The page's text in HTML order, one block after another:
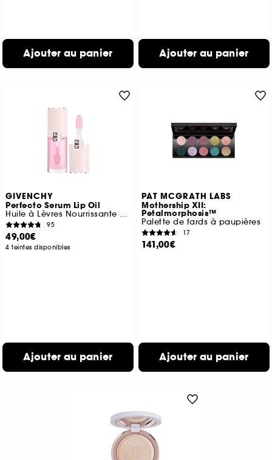
Ajouter au panier Ajouter au panier
GIVENCHY
Perfecto Serum Lip Oil
Huile à Lèvres Nourrissante et Brillante Longue-Tenue
95
49,00€
4 teintes disponibles
Ajouter au panier
PAT MCGRATH LABS
Mothership XII:
Petalmorphosis™
Palette de fards à paupières
17
141,00€
Ajouter au panier